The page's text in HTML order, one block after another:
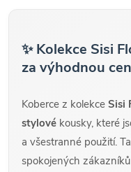
✨ Kolekce Sisi
za výhodnou
Koberce z kolekce Sisi
stylové kousky, které
a všestranné použití.
spokojených